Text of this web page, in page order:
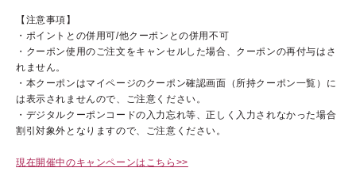
あしたの美肌 | 美容情報を発信・キレイをサポートするWebメデ
ィア
【注意事項】
・ポイントとの併用可/他クーポンとの併用不可
・クーポン使用のご注文をキャンセルした場合、クーポンの再付与はさ
れません。
・本クーポンはマイページのクーポン確認画面（所持クーポン一覧）に
は表示されませんので、ご注意ください。
・デジタルクーポンコードの入力忘れ等、正しく入力されなかった場合
割引対象外となりますので、ご注意ください。
現在開催中のキャンペーンはこちら>>